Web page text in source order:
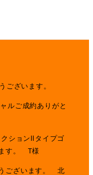
ざいます。
ルご成約ありがと
ションⅡタイプゴ
す。 T様
ございます。 北